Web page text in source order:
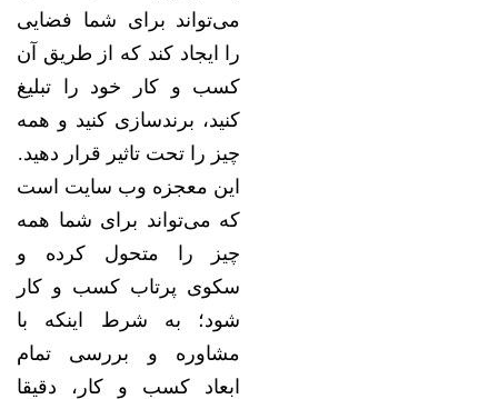
می‌تواند برای شما فضایی
را ایجاد کند که از طریق آن
کسب و کار خود را تبلیغ
کنید، برندسازی کنید و همه
چیز را تحت تاثیر قرار دهید.
این معجزه وب سایت است
که می‌تواند برای شما همه
چیز را متحول کرده و
سکوی پرتاب کسب و کار
شود؛ به شرط اینکه با
مشاوره و بررسی تمام
ابعاد کسب و کار، دقیقا